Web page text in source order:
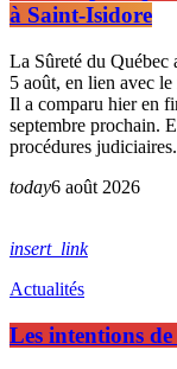
à Saint-Isidore
La Sûreté du Québec
5 août, en lien avec
Il a comparu hier en
septembre prochain.
procédures judiciaires.
today6 août 2026
insert_link
Actualités
Les intentions